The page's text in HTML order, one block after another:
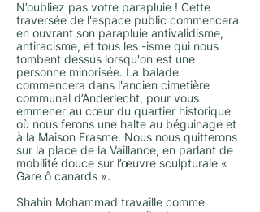
N’oubliez pas votre parapluie ! Cette
traversée de l'espace public commencera
en ouvrant son parapluie antivalidisme,
antiracisme, et tous les -isme qui nous
tombent dessus lorsqu'on est une
personne minorisée. La balade
commencera dans l'ancien cimetière
communal d’Anderlecht, pour vous
emmener au cœur du quartier historique
où nous ferons une halte au béguinage et
à la Maison Erasme. Nous nous quitterons
sur la place de la Vaillance, en parlant de
mobilité douce sur l’œuvre sculpturale «
Gare ô canards ».
Shahin Mohammad travaille comme